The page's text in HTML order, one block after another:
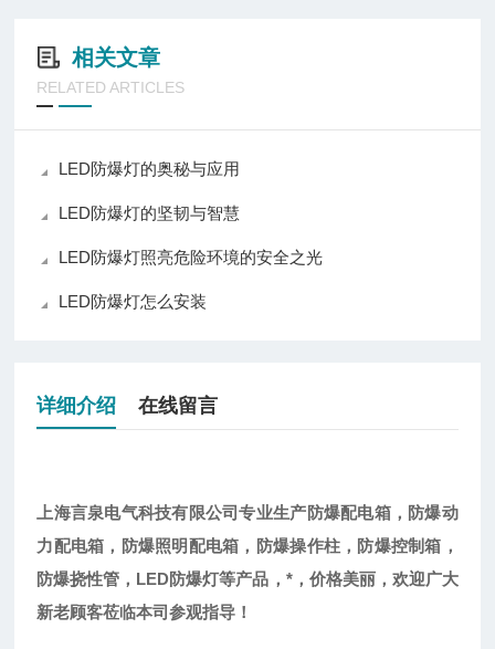
相关文章
RELATED ARTICLES
LED防爆灯的奥秘与应用
LED防爆灯的坚韧与智慧
LED防爆灯照亮危险环境的安全之光
LED防爆灯怎么安装
详细介绍 在线留言
上海言泉电气科技有限公司专业生产防爆配电箱，防爆动
力配电箱，防爆照明配电箱，防爆操作柱，防爆控制箱，
防爆挠性管， LED防爆灯等产品，*，价格美丽，欢迎广大
新老顾客莅临本司参观指导！